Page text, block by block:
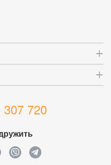
307 720